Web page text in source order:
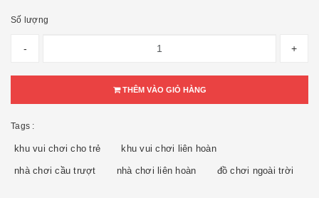
Số lượng
- +
THÊM VÀO GIỎ HÀNG
Tags :
khu vui chơi cho trẻ khu vui chơi liên hoàn
nhà chơi cầu trượt nhà chơi liên hoàn đồ chơi ngoài trời